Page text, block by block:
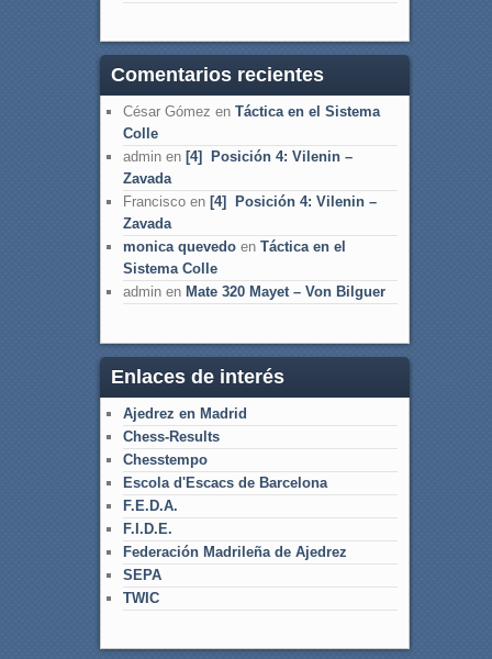
Comentarios recientes
César Gómez en Táctica en el Sistema
Colle
adminen [4] Posición 4: Vilenin –
Zavada
Franciscoen [4] Posición 4: Vilenin –
Zavada
monica quevedoen Táctica en el
Sistema Colle
adminen Mate 320 Mayet – Von Bilguer
Enlaces de interés
Ajedrez en Madrid
Chess-Results
Chesstempo
Escola d'Escacs de Barcelona
F.E.D.A.
F.I.D.E.
Federación Madrileña de Ajedrez
SEPA
TWIC